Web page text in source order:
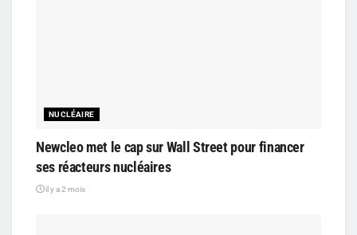
NUCLÉAIRE
Newcleo met le cap sur Wall Street pour financer
ses réacteurs nucléaires
il y a 2 mois